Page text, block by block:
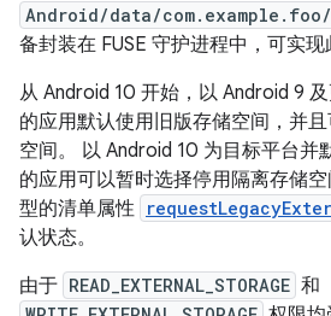
Android/data/com.example.foo/
备封装在 FUSE 守护进程中，可实现
从 Android 10 开始，以 Android 9
的应用默认使用旧版存储空间，并
空间。
以 Android 10 为目标平台并
的应用可以暂时选择停用隔离存储空
型的清单属性
认状态。
由于 READ_EXTERNAL_STORAGE 和